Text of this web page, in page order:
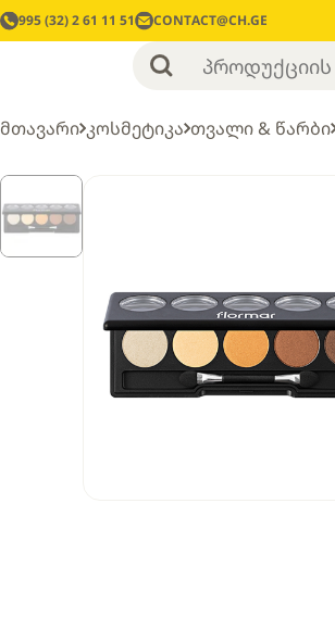
995 (32) 2 61 11 51 CONTACT@CH.GE
მთავარი კოსმეტიკა თვალი & წარბი